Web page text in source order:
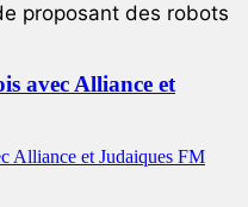
proposant des robots
avec Alliance et